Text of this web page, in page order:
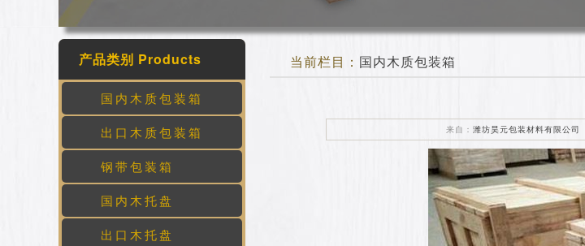
产品类别 Products
国内木质包装箱
出口木质包装箱
钢带包装箱
国内木托盘
出口木托盘
当前栏目： 国内木质包装箱
来自： 潍坊昊元包装材料有限公司